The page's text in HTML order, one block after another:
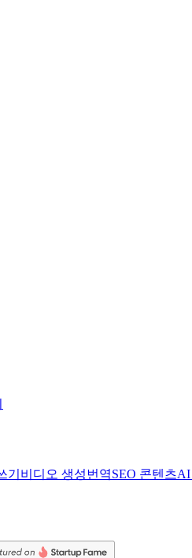
기 비디오 생성번역SEO 콘텐츠AI